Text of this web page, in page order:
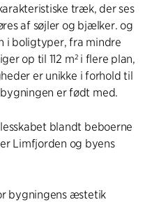
træk, der ses
af søjler og bjælker. og
i boligtyper, fra mindre
op til 112 m² i flere plan,
er unikke i forhold til
er født med.
blandt beboerne
Limfjorden og byens
bygningens æstetik